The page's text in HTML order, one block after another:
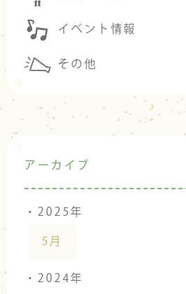
イベント情報
その他
アーカイブ
・2025年
5月
・2024年